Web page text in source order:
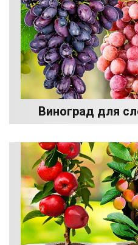
Виноград для